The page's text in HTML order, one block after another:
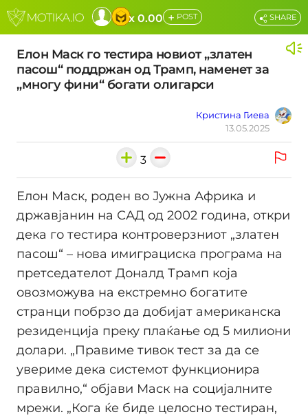
x 0.00 + POST
Елон Маск го тестира новиот „златен
пасош“ поддржан од Трамп, наменет за
„многу фини“ богати олигарси
Кристина Гиева
13.05.2025
SHARE
3
Елон Маск, роден во Јужна Африка и
државјанин на САД од 2002 година, откри
дека го тестира контроверзниот „златен
пасош“ – нова имиграциска програма на
претседателот Доналд Трамп која
овозможува на екстремно богатите
странци побрзо да добијат американска
резиденција преку плаќање од 5 милиони
долари. „Правиме тивок тест за да се
увериме дека системот функционира
правилно,“ објави Маск на социјалните
мрежи. „Кога ќе биде целосно тестиран,